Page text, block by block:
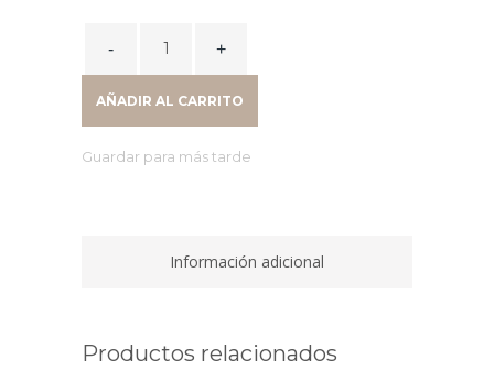
KF15081
AÑADIR AL CARRITO
Guardar para más tarde
Información adicional
Productos relacionados